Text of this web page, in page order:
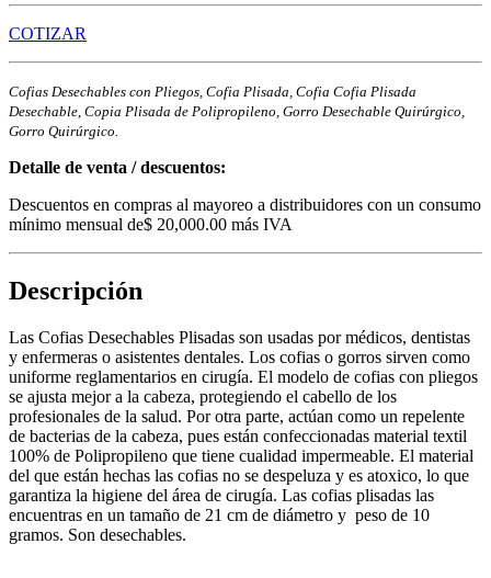
COTIZAR
Cofias Desechables con Pliegos, Cofia Plisada, Cofia Cofia Plisada
Desechable, Copia Plisada de Polipropileno, Gorro Desechable Quirúrgico,
Gorro Quirúrgico.
Detalle de venta / descuentos:
Descuentos en compras al mayoreo a distribuidores con un consumo
mínimo mensual de$ 20,000.00 más IVA
Descripción
Las Cofias Desechables Plisadas son usadas por médicos, dentistas
y enfermeras o asistentes dentales. Los cofias o gorros sirven como
uniforme reglamentarios en cirugía. El modelo de cofias con pliegos
se ajusta mejor a la cabeza, protegiendo el cabello de los
profesionales de la salud. Por otra parte, actúan como un repelente
de bacterias de la cabeza, pues están confeccionadas material textil
100% de Polipropileno que tiene cualidad impermeable. El material
del que están hechas las cofias no se despeluza y es atoxico, lo que
garantiza la higiene del área de cirugía. Las cofias plisadas las
encuentras en un tamaño de 21 cm de diámetro y peso de 10
gramos. Son desechables.